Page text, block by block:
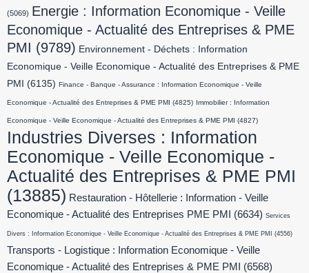
(5069) Energie : Information Economique - Veille
Economique - Actualité des Entreprises & PME
PMI (9789) Environnement - Déchets : Information
Economique - Veille Economique - Actualité des Entreprises & PME
PMI
(6135) Finance - Banque - Assurance : Information Economique - Veille
Economique - Actualité des Entreprises & PME PMI (4825) Immobilier : Information
Economique - Veille Economique - Actualité des Entreprises & PME PMI (4827)
Industries Diverses : Information
Economique - Veille Economique -
Actualité des Entreprises & PME PMI
(13885) Restauration - Hôtellerie : Information - Veille
Economique - Actualité des Entreprises PME PMI
(6634) Services
Divers : Information Economique - Veille Economique - Actualité des Entreprises & PME PMI (4556)
Transports - Logistique : Information Economique - Veille
Economique - Actualité des Entreprises & PME PMI
(6568)